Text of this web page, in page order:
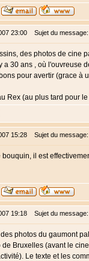
23:00 Sujet du
des photos de cine
a 30 ans , où l'ouvreuse
pour avertir (grace à
Rex (au plus tard pour
15:28 Sujet du message:
il est
19:18 Sujet du message:
des photos du gaumont
de Bruxelles (avant le
Le texte et les